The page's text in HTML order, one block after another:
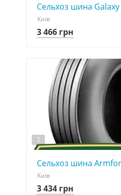
Сельхоз шина
Київ
3 466 грн
2
Сельхоз шина
Київ
3 434 грн